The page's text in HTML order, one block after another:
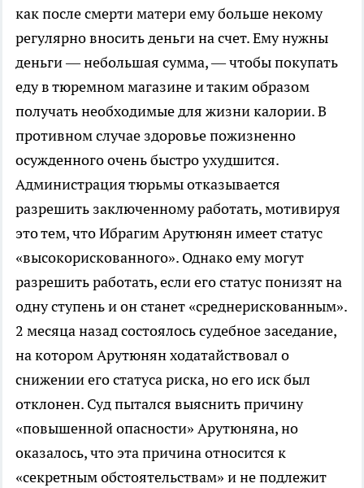
как после смерти матери ему больше некому
регулярно вносить деньги на счет. Ему нужны
деньги — небольшая сумма, — чтобы покупать
еду в тюремном магазине и таким образом
получать необходимые для жизни калории. В
противном случае здоровье пожизненно
осужденного очень быстро ухудшится.
Администрация тюрьмы отказывается
разрешить заключенному работать, мотивируя
это тем, что Ибрагим Арутюнян имеет статус
«высокорискованного». Однако ему могут
разрешить работать, если его статус понизят на
одну ступень и он станет «среднерискованным».
2 месяца назад состоялось судебное заседание,
на котором Арутюнян ходатайствовал о
снижении его статуса риска, но его иск был
отклонен. Суд пытался выяснить причину
«повышенной опасности» Арутюняна, но
оказалось, что эта причина относится к
«секретным обстоятельствам» и не подлежит